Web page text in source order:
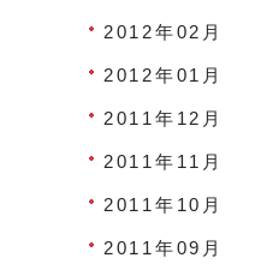
2012年02月
2012年01月
2011年12月
2011年11月
2011年10月
2011年09月